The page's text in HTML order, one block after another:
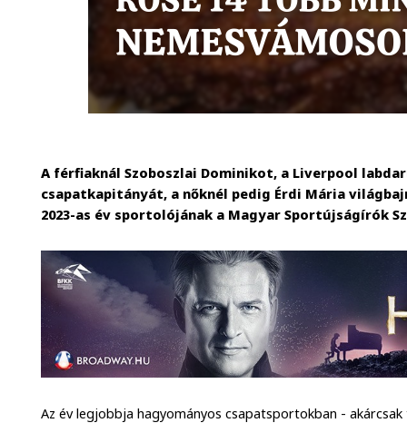
A férfiaknál Szoboszlai Dominikot, a Liverpool
csapatkapitányát, a nőknél pedig Érdi Mária
2023-as év sportolójának a Magyar Sportújságírók
Az év legjobbja hagyományos csapatsportokban -